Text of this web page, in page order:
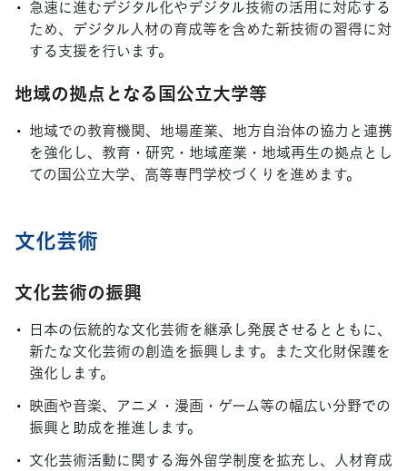
急速に進むデジタル化やデジタル技術の活用に対応する
ため、デジタル人材の育成等を含めた新技術の習得に対
する支援を行います。
地域の拠点となる国公立大学等
地域での教育機関、地場産業、地方自治体の協力と連携
を強化し、教育・研究・地域産業・地域再生の拠点とし
ての国公立大学、高等専門学校づくりを進めます。
文化芸術
文化芸術の振興
日本の伝統的な文化芸術を継承し発展させるとともに、
新たな文化芸術の創造を振興します。また文化財保護を
強化します。
映画や音楽、アニメ・漫画・ゲーム等の幅広い分野での
振興と助成を推進します。
文化芸術活動に関する海外留学制度を拡充し、人材育成